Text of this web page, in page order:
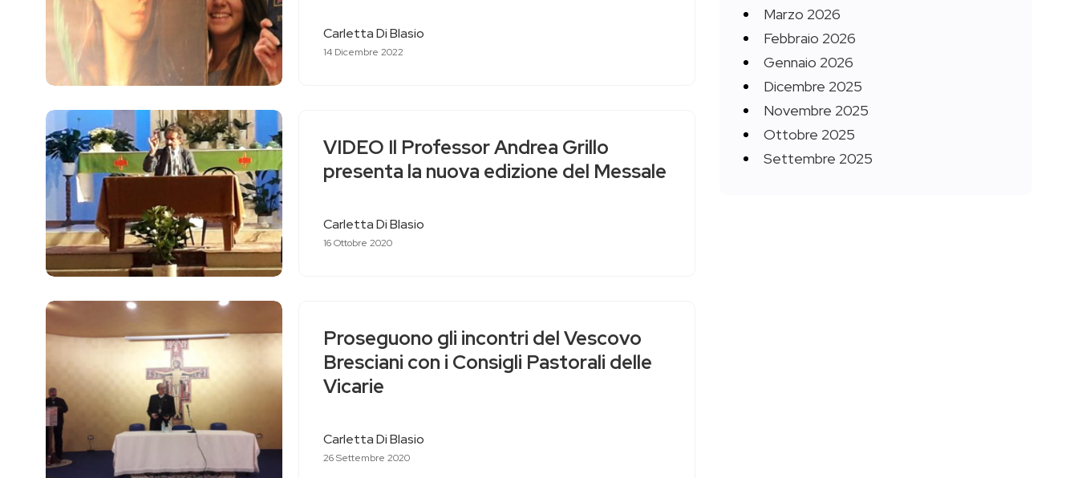
Carletta Di Blasio
14 Dicembre 2022
VIDEO Il Professor Andrea Grillo
presenta la nuova edizione del Messale
Carletta Di Blasio
16 Ottobre 2020
Proseguono gli incontri del Vescovo
Bresciani con i Consigli Pastorali delle
Vicarie
Carletta Di Blasio
26 Settembre 2020
Marzo 2026
Febbraio 2026
Gennaio 2026
Dicembre 2025
Novembre 2025
Ottobre 2025
Settembre 2025